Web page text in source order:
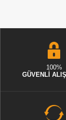
100%
GÜVENLİ